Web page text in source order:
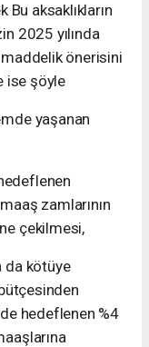
Bu aksaklıkların
2025 yılında
maddelik önerisini
ise şöyle
yaşanan
zamlarının
çekilmesi,
da kötüye
hedeflenen %4